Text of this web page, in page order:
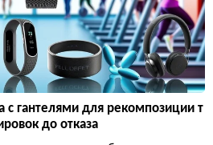
с гантелями для рекомпозиции т
до отказа